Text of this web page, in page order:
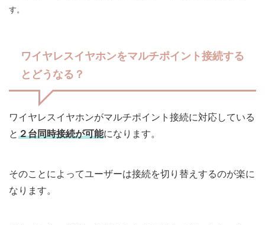
す。
ワイヤレスイヤホンをマルチポイント接続する
とどうなる？
ワイヤレスイヤホンがマルチポイント接続に対応している
と２台同時接続が可能になります。
そのことによってユーザーは接続を切り替えするのが楽に
なります。